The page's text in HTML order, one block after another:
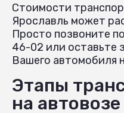
Стоимости
Ярославль может
Просто позвоните
46-02 или оставьте
Вашего автомобиля
Этапы
на